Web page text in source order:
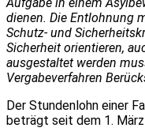
dienen. Die Entlohnung
Schutz- und
Sicherheit orientieren,
ausgestaltet werden
Vergabeverfahren
Der Stundenlohn einer
beträgt seit dem 1.